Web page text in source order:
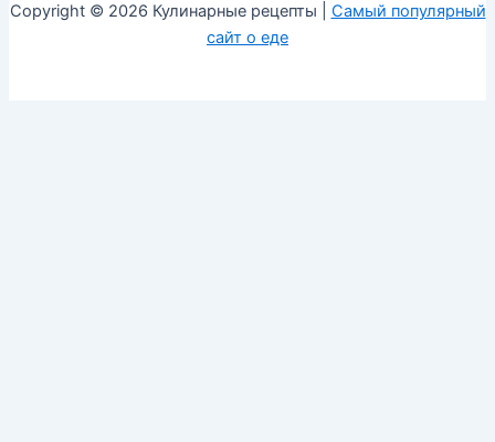
Copyright © 2026 Кулинарные рецепты | Самый популярный
сайт о еде